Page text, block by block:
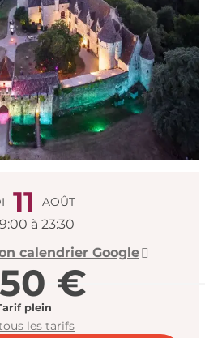
et
11 AOÛT
à 23:30
calendrier Google
€
plein
les tarifs